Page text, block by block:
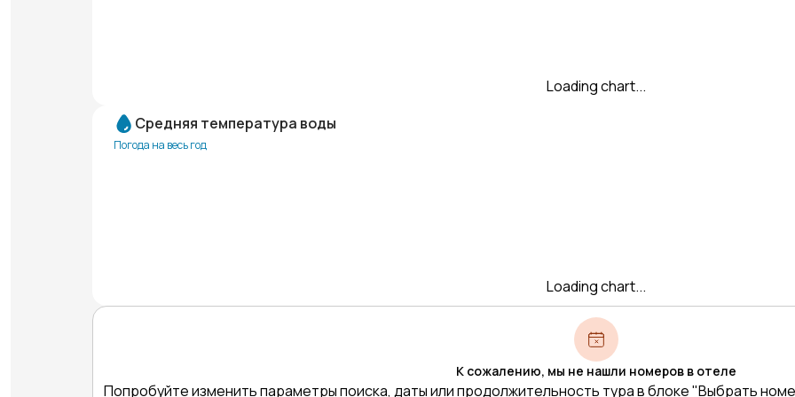
Loading chart...
Средняя температура воды
Погода на весь год
Loading chart...
К сожалению, мы не нашли номеров в отеле
Попробуйте изменить параметры поиска, даты или продолжительность тура в блоке "Выбрать